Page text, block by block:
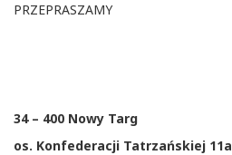
PRZEPRASZAMY
34 – 400 Nowy Targ
os. Konfederacji Tatrzańskiej 11a